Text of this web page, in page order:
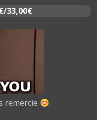
33,00€
remercie .